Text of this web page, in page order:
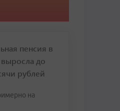
пенсия в
до
рублей
на